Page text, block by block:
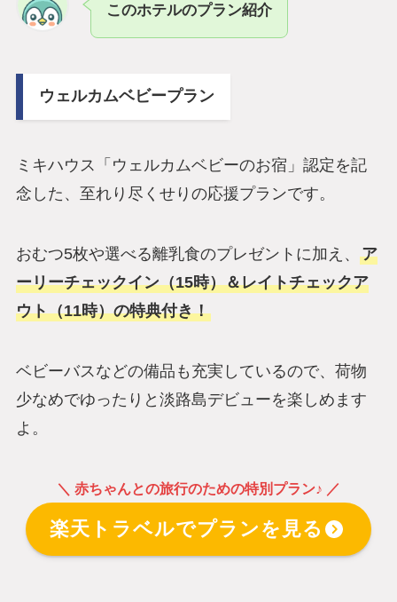
このホテルのプラン紹介
ウェルカムベビープラン
ミキハウス「ウェルカムベビーのお宿」認定を記
念した、至れり尽くせりの応援プランです。
おむつ5枚や選べる離乳食のプレゼントに加え、 ア
ーリーチェックイン（15時）＆レイトチェックア
ウト（11時）の特典付き！
ベビーバスなどの備品も充実しているので、荷物
少なめでゆったりと淡路島デビューを楽しめます
よ。
＼ 赤ちゃんとの旅行のための特別プラン♪ ／
楽天トラベルでプランを見る